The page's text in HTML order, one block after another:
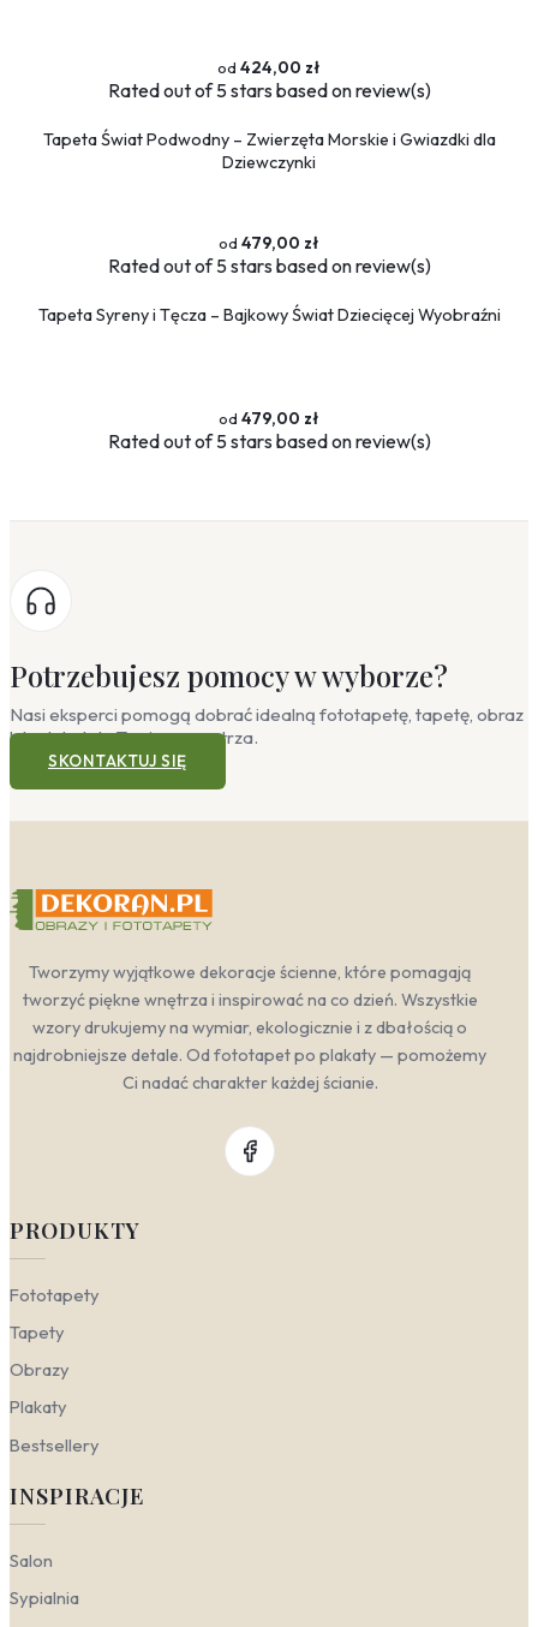
424,00 zł
Ratedout of 5 stars based onreview(s)
Tapeta Świat Podwodny – Zwierzęta Morskie i Gwiazdki dla
Dziewczynki
479,00 zł
Ratedout of 5 stars based onreview(s)
Tapeta Syreny i Tęcza – Bajkowy Świat Dziecięcej Wyobraźni
479,00 zł
Ratedout of 5 stars based onreview(s)
Potrzebujesz pomocy w wyborze?
Nasi eksperci pomogą dobrać idealną fototapetę, tapetę, obraz
lub plakat do Twojego wnętrza.
SKONTAKTUJ SIĘ
Tworzymy wyjątkowe dekoracje ścienne, które pomagają
tworzyć piękne wnętrza i inspirować na co dzień. Wszystkie
wzory drukujemy na wymiar, ekologicznie i z dbałością o
najdrobniejsze detale. Od fototapet po plakaty — pomożemy
Ci nadać charakter każdej ścianie.
PRODUKTY
Fototapety
Tapety
Obrazy
Plakaty
Bestsellery
INSPIRACJE
Salon
Sypialnia